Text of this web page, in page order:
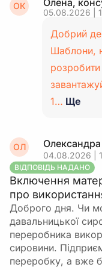
ОК Олена,
05.08.2026 |
Добрий
Шаблони,
1… Ще
ОЛ Олександра
04.08.2026 |
ВІДПОВІДЬ НАДАНО
Включення
про
Доброго дня. Чи
давальницької
переробника
сировини.
переробку, а вже